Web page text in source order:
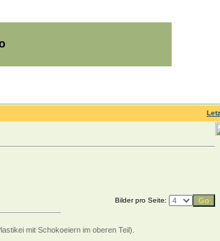
Bilder pro Seite:
mit Schokoeiern im oberen Teil).